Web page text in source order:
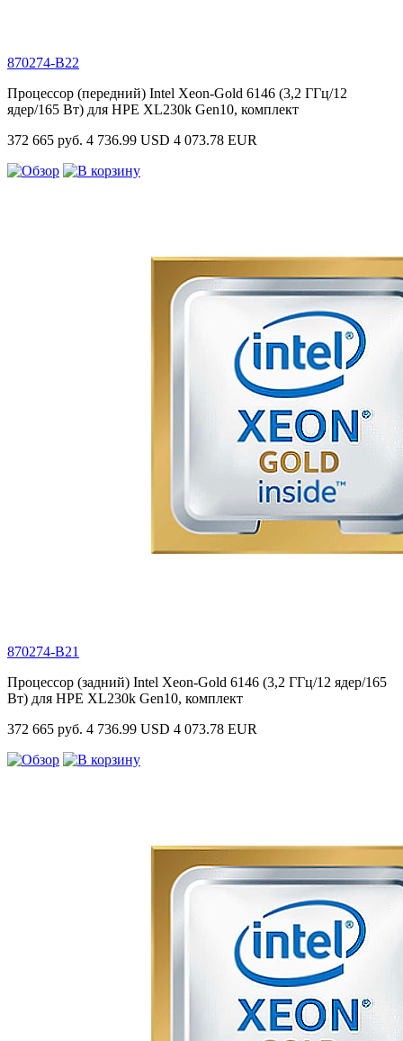
870274-B22
Процессор (передний) Intel Xeon-Gold 6146 (3,2 ГГц/12
ядер/165 Вт) для HPE XL230k Gen10, комплект
372 665 руб. 4 736.99 USD 4 073.78 EUR
870274-B21
Процессор (задний) Intel Xeon-Gold 6146 (3,2 ГГц/12 ядер/165
Вт) для HPE XL230k Gen10, комплект
372 665 руб. 4 736.99 USD 4 073.78 EUR